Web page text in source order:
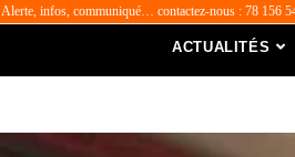
Alerte, infos, communiqué… contactez-nous : 78 156
ACTUALITÉS